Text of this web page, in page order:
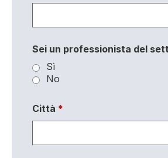
Sei un professionista del
Sì
No
Città *